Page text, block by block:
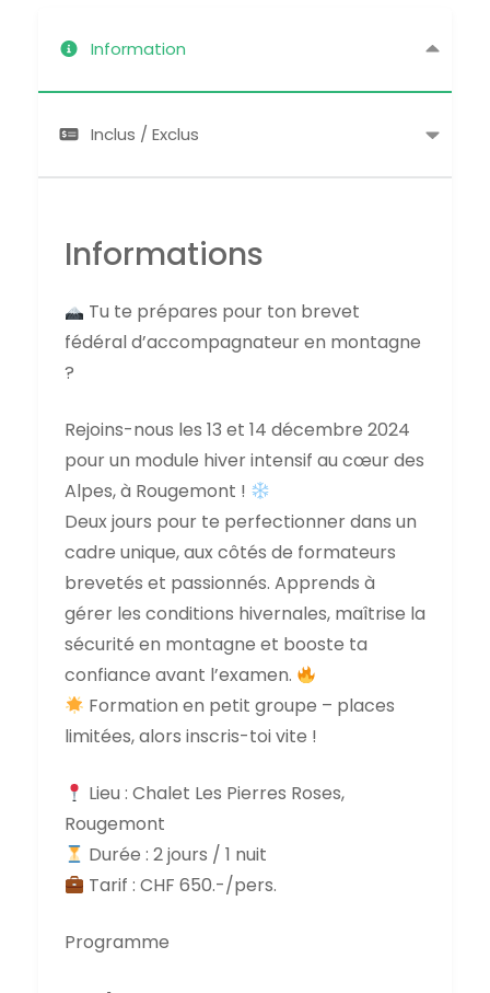
Information
Inclus / Exclus
Informations
Tu te prépares pour ton brevet
fédéral d’accompagnateur en montagne
?
Rejoins-nous les 13 et 14 décembre 2024
pour un module hiver intensif au cœur des
Alpes, à Rougemont !
Deux jours pour te perfectionner dans un
cadre unique, aux côtés de formateurs
brevetés et passionnés. Apprends à
gérer les conditions hivernales, maîtrise la
sécurité en montagne et booste ta
confiance avant l’examen.
Formation en petit groupe – places
limitées, alors inscris-toi vite !
Lieu : Chalet Les Pierres Roses,
Rougemont
Durée : 2 jours / 1 nuit
Tarif : CHF 650.-/pers.
Programme